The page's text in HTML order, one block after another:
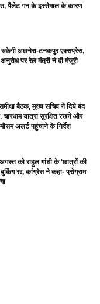
पैलेट गन के इस्तेमाल के कारण
अछनेरा-टनकपुर एक्सप्रेस,
पर रेल मंत्री ने दी मंजूरी
बैठक, मुख्य सचिव ने दिये बंद
यात्रा सुरक्षित रखने और
अलर्ट पहुंचाने के निर्देश
को राहुल गांधी के ‘छात्रों की
रद्द, कांग्रेस ने कहा- प्रोग्राम